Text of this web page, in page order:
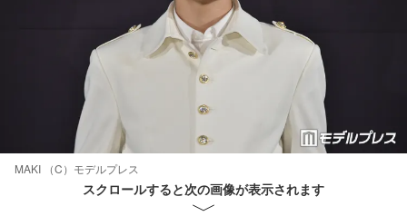
MAKI （C）モデルプレス
スクロールすると次の画像が表示されます